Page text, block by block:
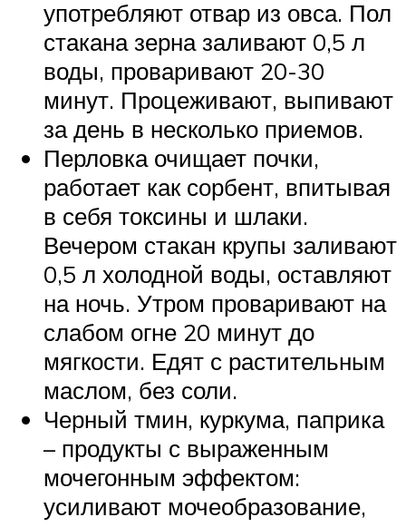
употребляют отвар из овса. Пол
стакана зерна заливают 0,5 л
воды, проваривают 20-30
минут. Процеживают, выпивают
за день в несколько приемов.
Перловка очищает почки,
работает как сорбент, впитывая
в себя токсины и шлаки.
Вечером стакан крупы заливают
0,5 л холодной воды, оставляют
на ночь. Утром проваривают на
слабом огне 20 минут до
мягкости. Едят с растительным
маслом, без соли.
Черный тмин, куркума, паприка
– продукты с выраженным
мочегонным эффектом:
усиливают мочеобразование,